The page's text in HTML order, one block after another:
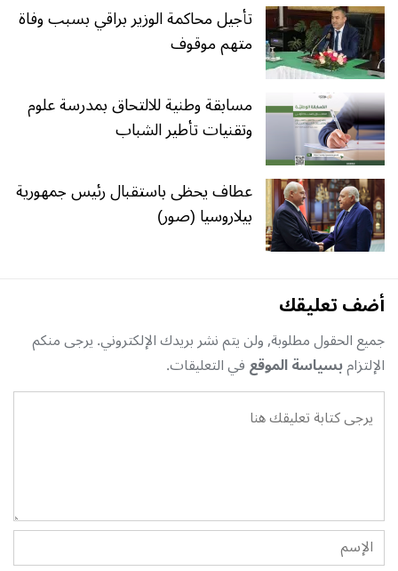
تأجيل محاكمة الوزير براقي بسبب وفاة
متهم موقوف
مسابقة وطنية للالتحاق بمدرسة علوم
وتقنيات تأطير الشباب
عطاف يحظى باستقبال رئيس جمهورية
بيلاروسيا (صور)
أضف تعليقك
جميع الحقول مطلوبة, ولن يتم نشر بريدك الإلكتروني. يرجى منكم
الإلتزامبسياسة الموقعفي التعليقات.